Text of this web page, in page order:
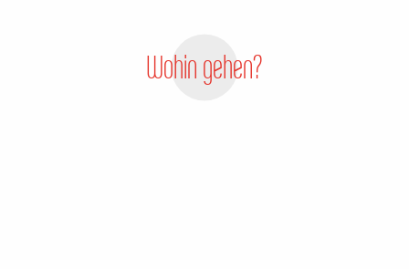
Wohin gehen?